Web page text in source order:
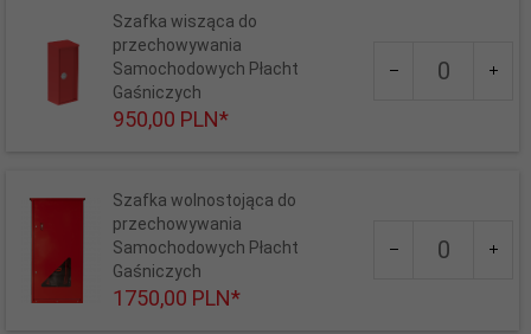
Szafka wisząca do
przechowywania
Samochodowych Płacht
Gaśniczych
950,00 PLN*
dla
-- WYBIERZ --Szafka wolnostojąca do
przechowywania
Samochodowych Płacht
Gaśniczych
1750,00 PLN*
dla